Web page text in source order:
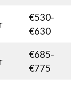
€530-
€630
€685-
€775